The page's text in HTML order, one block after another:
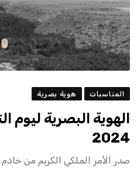
المناسبات هوية بصرية
الهوية البصرية
2024
صدر الأمر الملكي الكريم من